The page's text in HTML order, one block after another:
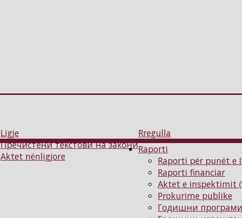
Rregulla
Ligje
Пречистени текстови на закони
Aktet nënligjore
Raporti
Raporti për punët e
Raporti financiar
Aktet e inspektimit
Prokurime publike
Годишни програми